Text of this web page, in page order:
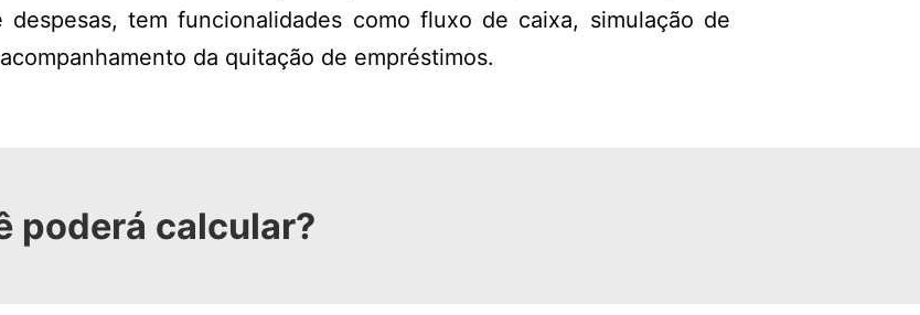
tem funcionalidades como fluxo de caixa, simulação de
da quitação de empréstimos.
poderá calcular?